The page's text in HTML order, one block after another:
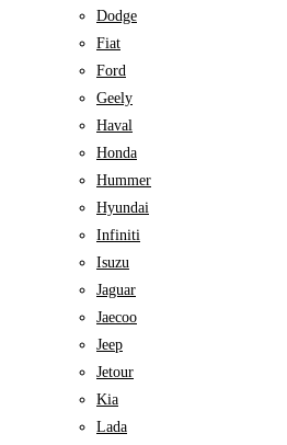
Dodge
Fiat
Ford
Geely
Haval
Honda
Hummer
Hyundai
Infiniti
Isuzu
Jaguar
Jaecoo
Jeep
Jetour
Kia
Lada